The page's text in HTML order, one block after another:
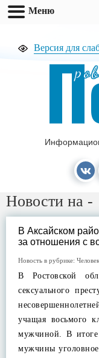
Версия для
П
Новости на -
В Аксайском
за отношения с
Новость в рубрике:
В Ростовской
сексуального
учащая восьмого
мужчиной. В итоге
мужчины
Меню